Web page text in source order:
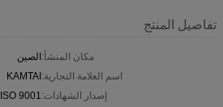
تفاصيل المنتج
مكان المنشأ:الصين
اسم العلامة التجارية:KAMTAI
إصدار الشهادات:ISO 9001